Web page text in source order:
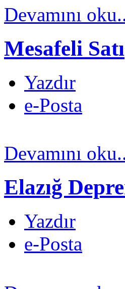
Devamını
Mesafeli
Yazdır
e-Posta
Devamını
Elazığ
Yazdır
e-Posta